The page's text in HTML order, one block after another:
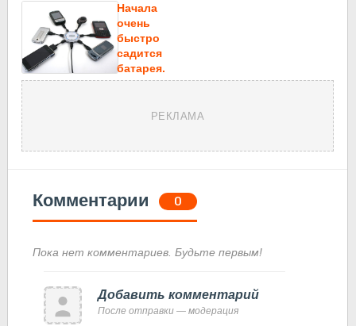
Начала
очень
быстро
садится
батарея.
РЕКЛАМА
Комментарии 0
Пока нет комментариев. Будьте первым!
Добавить комментарий
После отправки — модерация